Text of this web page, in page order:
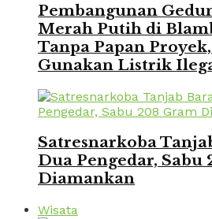
Pembangunan
Merah Putih di
Tanpa Papan
Gunakan Listrik
Satresnarkoba
Dua Pengedar, Sabu
Diamankan
Wisata